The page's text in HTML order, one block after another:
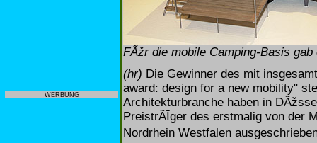
WERBUNG
FÃžr die mobile Camping-Basis
(hr) Die Gewinner des mit
award: design for a new mobility"
Architekturbranche haben in
PreistrÃĪger des erstmalig von der
Nordrhein Westfalen